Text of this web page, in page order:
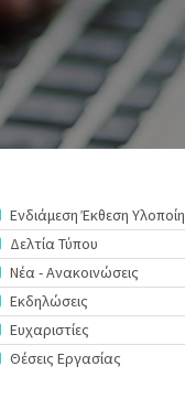
Ενδιάμεση Έκθεση
Δελτία Τύπου
Νέα - Ανακοινώσεις
Εκδηλώσεις
Ευχαριστίες
Θέσεις Εργασίας